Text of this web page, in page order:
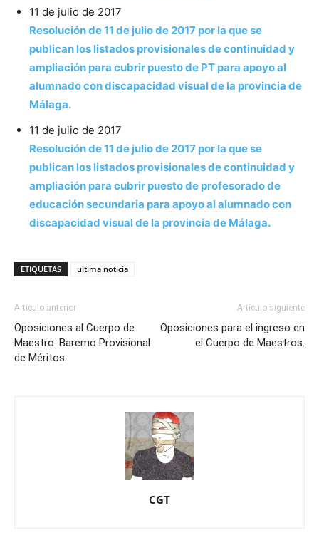
11 de julio de 2017
Resolución de 11 de julio de 2017 por la que se
publican los listados provisionales de continuidad y
ampliación para cubrir puesto de PT para apoyo al
alumnado con discapacidad visual de la provincia de
Málaga.
11 de julio de 2017
Resolución de 11 de julio de 2017 por la que se
publican los listados provisionales de continuidad y
ampliación para cubrir puesto de profesorado de
educación secundaria para apoyo al alumnado con
discapacidad visual de la provincia de Málaga.
ETIQUETAS ultima noticia
Artículo anterior
Oposiciones al Cuerpo de
Maestro. Baremo Provisional
de Méritos
Artículo siguiente
Oposiciones para el ingreso en
el Cuerpo de Maestros.
CGT